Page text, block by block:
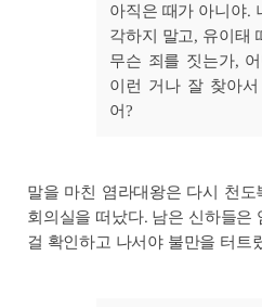
아직은 때가 아니야.
각하지 말고, 유이태
무슨 죄를 짓는가,
이런 거나 잘 찾아
어?
말을 마친 염라대왕은 다시 천
회의실을 떠났다. 남은 신하들은
걸 확인하고 나서야 불만을 터트